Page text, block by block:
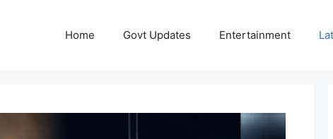
Home Govt Updates Entertainment